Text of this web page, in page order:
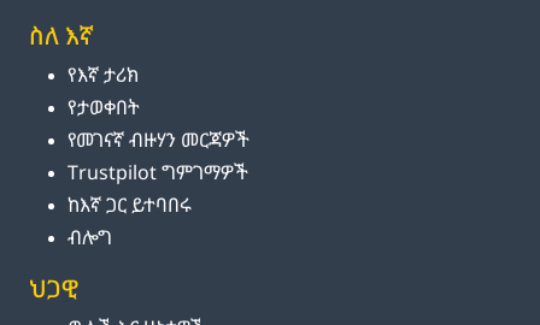
ስለ እኛ
የእኛ ታሪክ
የታወቀበት
የመገናኛ ብዙሃን መርጃዎች
Trustpilot ግምገማዎች
ከእኛ ጋር ይተባበሩ
ብሎግ
ህጋዊ